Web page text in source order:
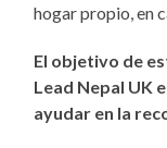
hogar propio, en
El objetivo de
Lead Nepal UK
ayudar en la